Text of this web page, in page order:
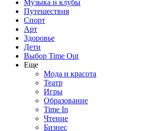
Музыка и клубы
Путешествия
Спорт
Арт
Здоровье
Дети
Выбор Time Out
Еще
Мода и красота
Театр
Игры
Образование
Time In
Чтение
Бизнес